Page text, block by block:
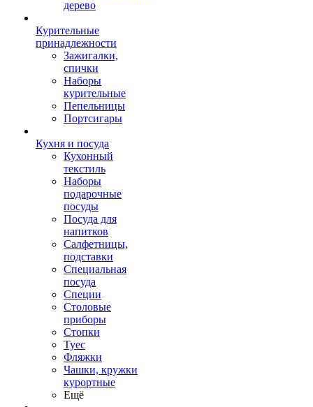
дерево
Курительные
принадлежности
Зажигалки,
спички
Наборы
курительные
Пепельницы
Портсигары
Кухня и посуда
Кухонный
текстиль
Наборы
подарочные
посуды
Посуда для
напитков
Салфетницы,
подставки
Специальная
посуда
Специи
Столовые
приборы
Стопки
Туес
Фляжки
Чашки, кружки
курортные
Ещё